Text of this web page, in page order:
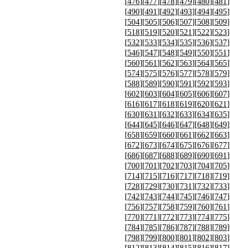
[490][491][492][493][494][495
[504][505][506][507][508][509
[518][519][520][521][522][523
[532][533][534][535][536][537
[546][547][548][549][550][551
[560][561][562][563][564][565
[574][575][576][577][578][579
[588][589][590][591][592][593
[602][603][604][605][606][607
[616][617][618][619][620][621
[630][631][632][633][634][635
[644][645][646][647][648][649
[658][659][660][661][662][663
[672][673][674][675][676][677
[686][687][688][689][690][691
[700][701][702][703][704][705
[714][715][716][717][718][719
[728][729][730][731][732][733
[742][743][744][745][746][747
[756][757][758][759][760][761
[770][771][772][773][774][775
[784][785][786][787][788][789
[798][799][800][801][802][803